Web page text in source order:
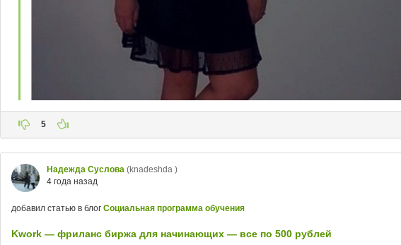
5
Надежда Суслова (knadeshda )
4 года назад
добавил статью в блог Социальная программа обучения
Kwork — фриланс биржа для начинающих — все по 500 рублей